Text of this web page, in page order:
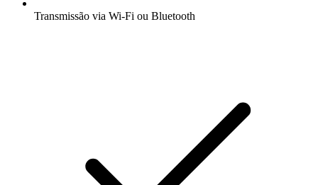
Transmissão via Wi-Fi ou Bluetooth